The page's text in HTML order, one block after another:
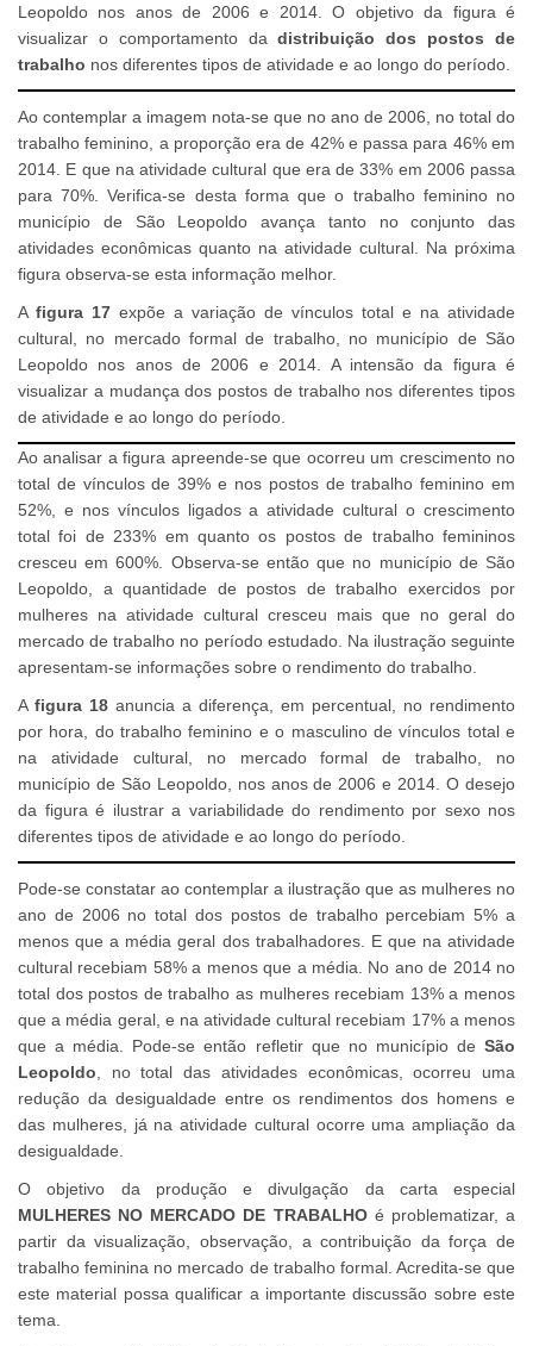
Leopoldo nos anos de 2006 e 2014. O objetivo da figura é
visualizar o comportamento dadistribuição dos postos de
trabalho nos diferentes tipos de atividade e ao longo do período.
Ao contemplar a imagem nota-se que no ano de 2006, no total do
trabalho feminino, a proporção era de 42% e passa para 46% em
2014. E que na atividade cultural que era de 33% em 2006 passa
para 70%. Verifica-se desta forma que o trabalho feminino no
município de São Leopoldo avança tanto no conjunto das
atividades econômicas quanto na atividade cultural. Na próxima
figura observa-se esta informação melhor.
A figura 17 expõe a variação de vínculos total e na atividade
cultural, no mercado formal de trabalho, no município de São
Leopoldo nos anos de 2006 e 2014. A intensão da figura é
visualizar a mudança dos postos de trabalho nos diferentes tipos
de atividade e ao longo do período.
Ao analisar a figura apreende-se que ocorreu um crescimento no
total de vínculos de 39% e nos postos de trabalho feminino em
52%, e nos vínculos ligados a atividade cultural o crescimento
total foi de 233% em quanto os postos de trabalho femininos
cresceu em 600%. Observa-se então que no município de São
Leopoldo, a quantidade de postos de trabalho exercidos por
mulheres na atividade cultural cresceu mais que no geral do
mercado de trabalho no período estudado. Na ilustração seguinte
apresentam-se informações sobre o rendimento do trabalho.
A figura 18 anuncia a diferença, em percentual, no rendimento
por hora, do trabalho feminino e o masculino de vínculos total e
na atividade cultural, no mercado formal de trabalho, no
município de São Leopoldo, nos anos de 2006 e 2014. O desejo
da figura é ilustrar a variabilidade do rendimento por sexo nos
diferentes tipos de atividade e ao longo do período.
Pode-se constatar ao contemplar a ilustração que as mulheres no
ano de 2006 no total dos postos de trabalho percebiam 5% a
menos que a média geral dos trabalhadores. E que na atividade
cultural recebiam 58% a menos que a média. No ano de 2014 no
total dos postos de trabalho as mulheres recebiam 13% a menos
que a média geral, e na atividade cultural recebiam 17% a menos
que a média. Pode-se então refletir que no município de São
Leopoldo , no total das atividades econômicas, ocorreu uma
redução da desigualdade entre os rendimentos dos homens e
das mulheres, já na atividade cultural ocorre uma ampliação da
desigualdade.
O objetivo da produção e divulgação da carta especial
MULHERES NO MERCADO DE TRABALHOé problematizar, a
partir da visualização, observação, a contribuição da força de
trabalho feminina no mercado de trabalho formal. Acredita-se que
este material possa qualificar a importante discussão sobre este
tema.